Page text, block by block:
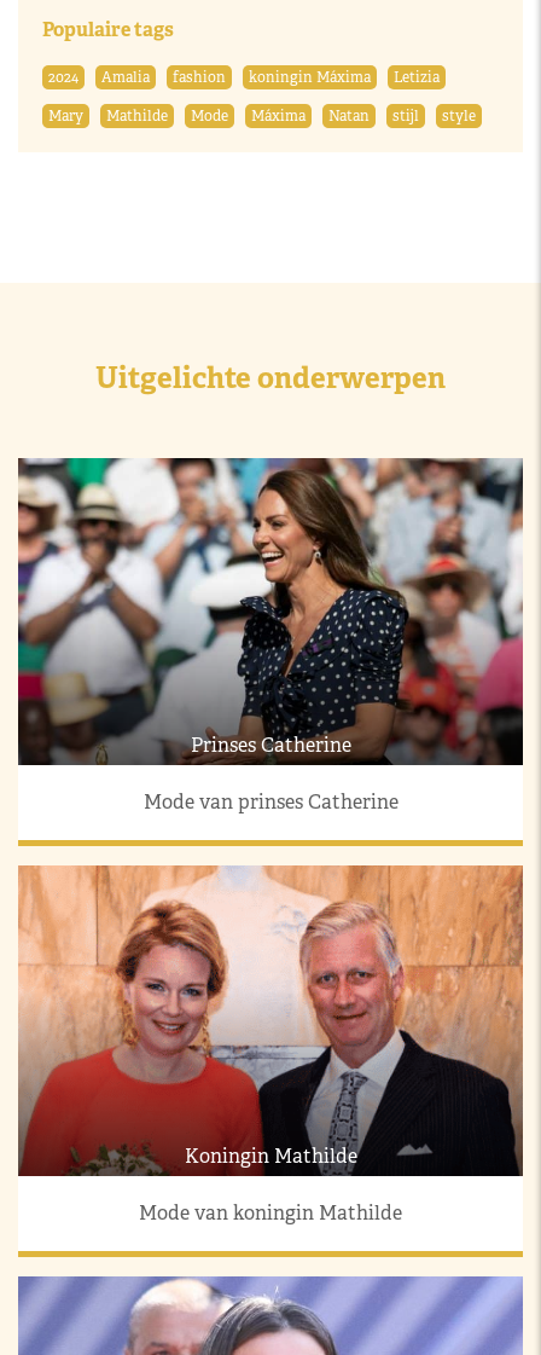
Populaire tags
2024 Amalia fashion koningin Máxima
Letizia
Mary
Mathilde Mode Máxima Natan stijl style
Uitgelichte onderwerpen
Prinses Catherine
Mode van prinses Catherine
Koningin Mathilde
Mode van koningin Mathilde